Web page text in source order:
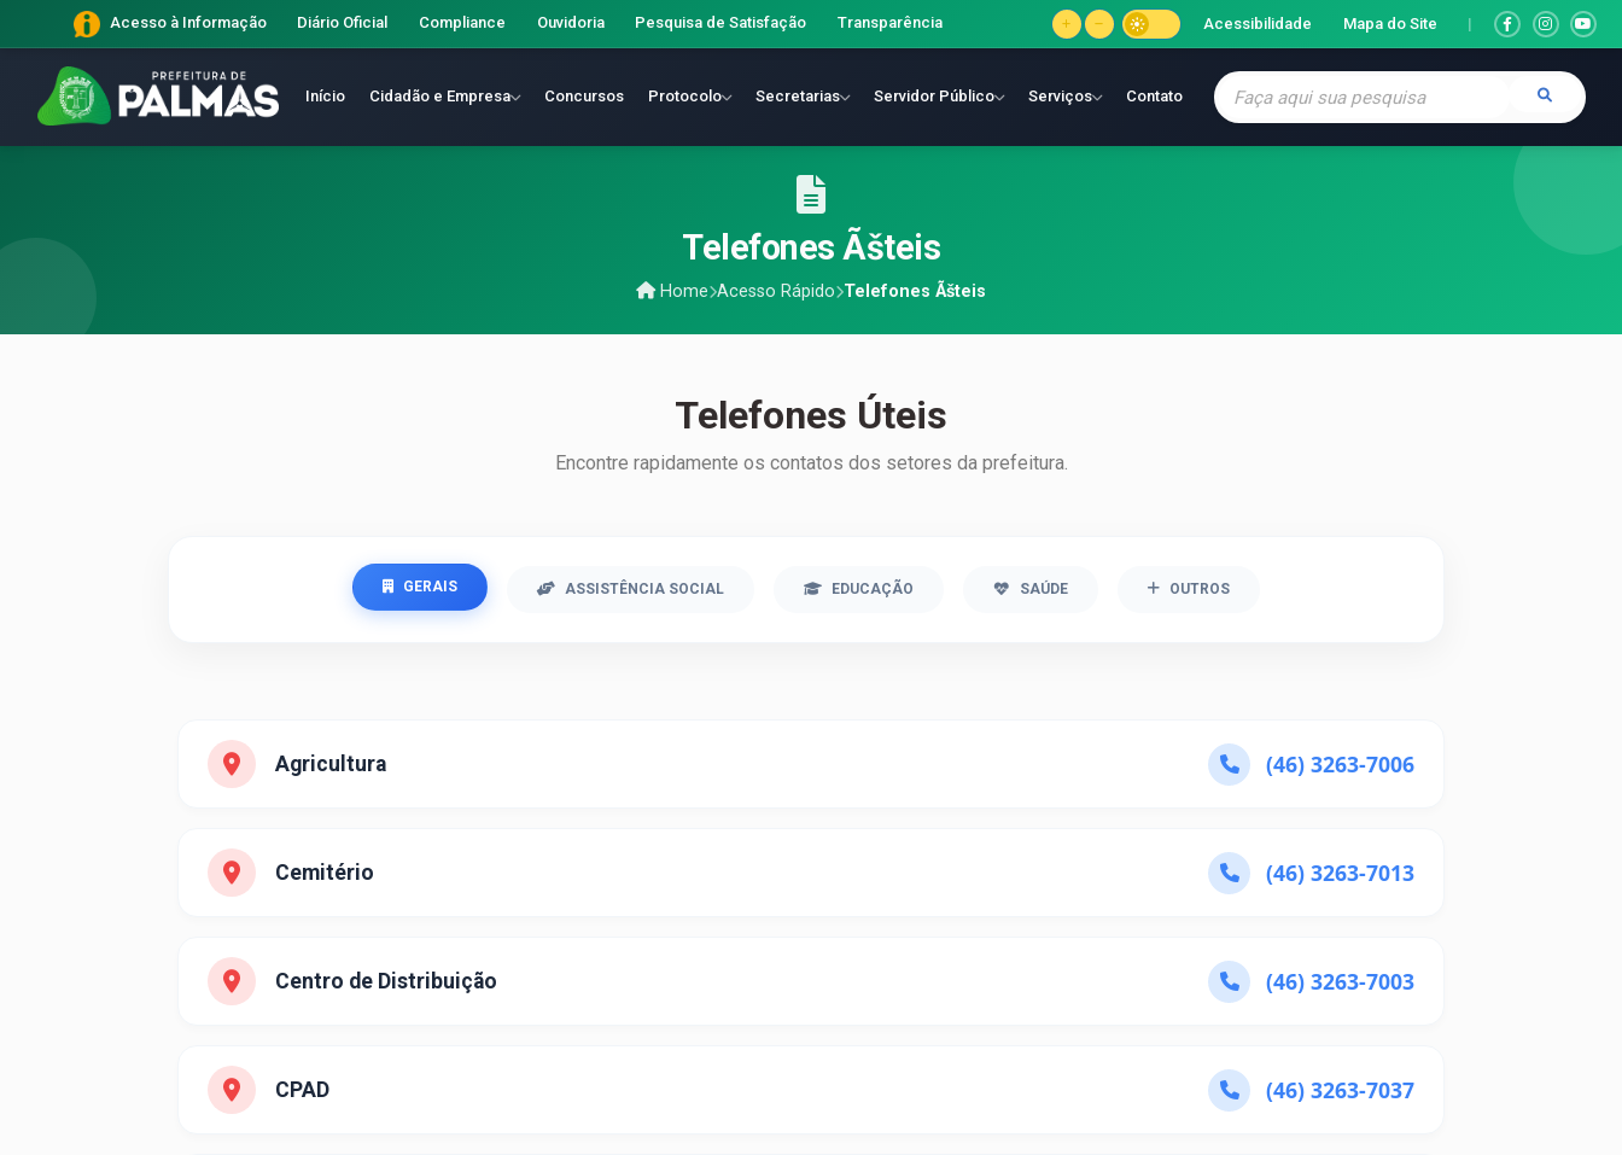
Acesso à Informação Diário Oficial Compliance Ouvidoria Pesquisa de Satisfação Transparência Acessibilidade Mapa do Site |
Início Cidadão e Empresa Concursos Protocolo Secretarias Servidor Público Serviços Contato
Telefones Ãšteis
Home Acesso Rápido Telefones Ãšteis
Telefones Úteis
Encontre rapidamente os contatos dos setores da prefeitura.
GERAIS ASSISTÊNCIA SOCIAL EDUCAÇÃO SAÚDE OUTROS
Agricultura (46) 3263-7006
Cemitério (46) 3263-7013
Centro de Distribuição (46) 3263-7003
CPAD (46) 3263-7037